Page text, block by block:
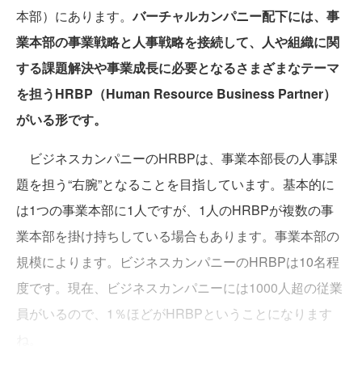
本部）にあります。バーチャルカンパニー配下には、事
業本部の事業戦略と人事戦略を接続して、人や組織に関
する課題解決や事業成長に必要となるさまざまなテーマ
を担うHRBP（Human Resource Business Partner）
がいる形です。
ビジネスカンパニーのHRBPは、事業本部長の人事課
題を担う“右腕”となることを目指しています。基本的に
は1つの事業本部に1人ですが、1人のHRBPが複数の事
業本部を掛け持ちしている場合もあります。事業本部の
規模によります。ビジネスカンパニーのHRBPは10名程
度です。現在、ビジネスカンパニーには1000人超の従業
員がいるので、1％ほどがHRBPということになります